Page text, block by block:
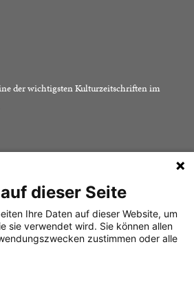
der wichtigsten Kulturzeitschriften im
Abos im Überblick
Abo
Abo
Impressum
Datenschutz
Mediadaten
dieser Seite
Ihre Daten auf dieser Website, um
sie verwendet wird. Sie können allen
zustimmen oder alle